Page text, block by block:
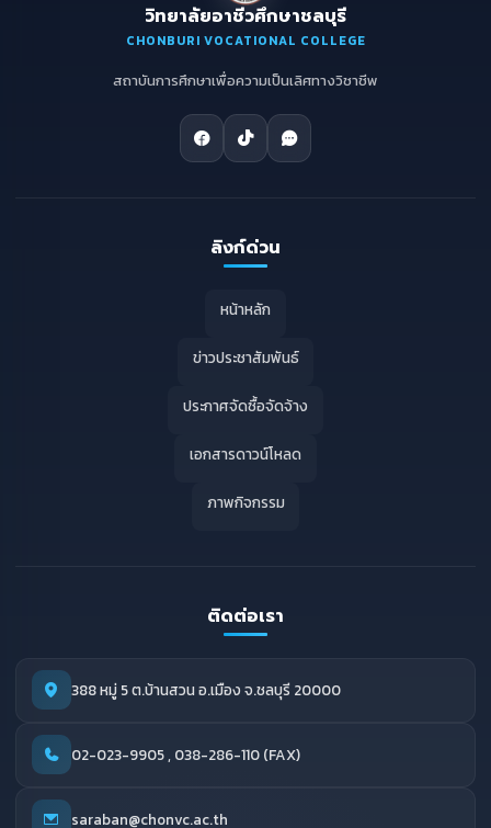
วิทยาลัยอาชีวศึกษาชลบุรี
CHONBURI VOCATIONAL COLLEGE
สถาบันการศึกษาเพื่อความเป็นเลิศทางวิชาชีพ
ลิงก์ด่วน
หน้าหลัก
ข่าวประชาสัมพันธ์
ประกาศจัดซื้อจัดจ้าง
เอกสารดาวน์โหลด
ภาพกิจกรรม
ติดต่อเรา
388 หมู่ 5 ต.บ้านสวน อ.เมือง จ.ชลบุรี 20000
02-023-9905 , 038-286-110 (FAX)
saraban@chonvc.ac.th